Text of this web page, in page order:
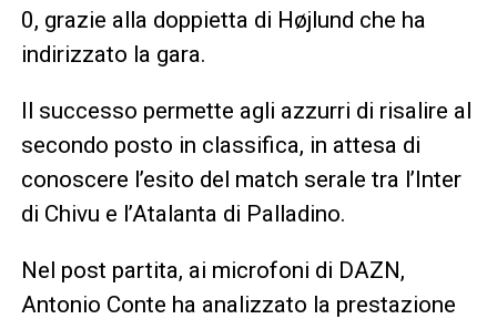
0, grazie alla doppietta di Højlund che ha
indirizzato la gara.
Il successo permette agli azzurri di risalire al
secondo posto in classifica, in attesa di
conoscere l’esito del match serale tra l’Inter
di Chivu e l’Atalanta di Palladino.
Nel post partita, ai microfoni di DAZN,
Antonio Conte ha analizzato la prestazione